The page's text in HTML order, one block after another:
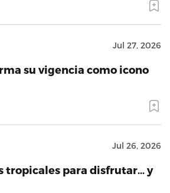
Jul 27, 2026
su vigencia como icono
Jul 26, 2026
tropicales para disfrutar… y